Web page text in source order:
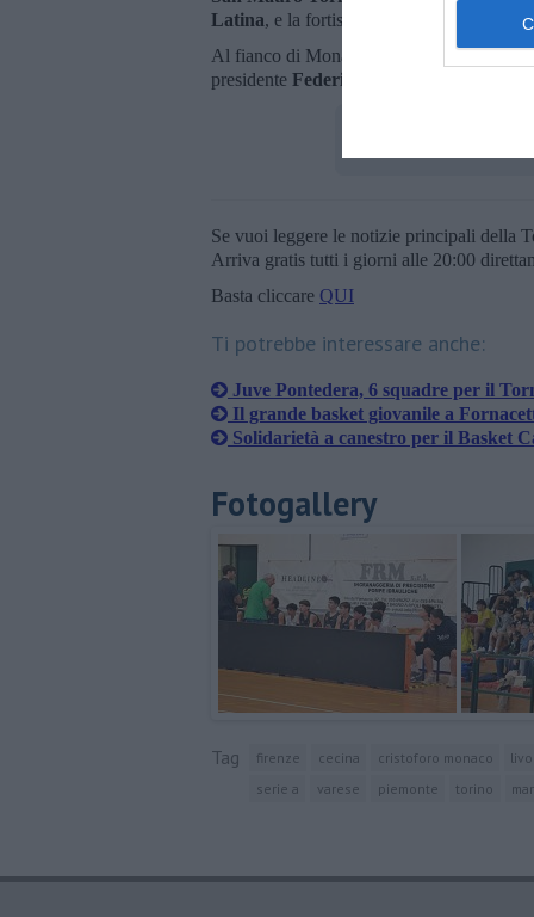
Latina, e la fortissima
.
Al fianco di Monaco, per la società
presidente Federico Tamberi
Se vuoi leggere le notizie principali della
Arriva gratis tutti i giorni alle 20:00
Basta cliccare QUI
Ti potrebbe interessare anche:
Juve Pontedera, 6 squadre per il
Il grande basket giovanile a
Solidarietà a canestro per il Basket
Fotogallery
Tag firenze cecina cristoforo monaco
serie a
varese piemonte torino